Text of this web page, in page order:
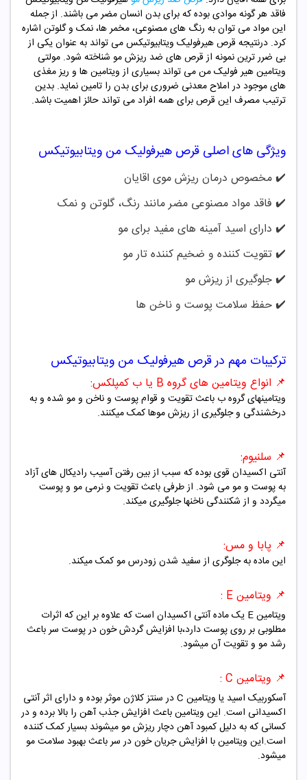
فاقد هر گونه موادی بوده که برای بدن انسان مضر می باشند. از جمله
این مواد می توان به رنگ های مصنوعی، مخمر ها، نمک و گلوتن اشاره
کرد. درنتیجه قرص هیرفولیک ویتابیوتیکس می تواند به عنوان یکی از
بی ضرر ترین نمونه از قرص های ضد ریزش مو شناخته شود. مولتی
ویتامین هیر فولیک من می تواند بسیاری از ویتامین ها و ریز مغذی
های موجود در املاح معدنی ضروری برای بدن را تامین نماید. بدین
ترتیب مصرف این قرص برای همه افراد می تواند حائز اهمیت باشد.
ویژگی های اصلی قرص هیرفولیک من ویتابیوتیکس
✔️ مخصوص درمان ریزش موی اقایان
✔️ فاقد مواد مصنوعی مضر مانند رنگ، گلوتن و نمک
✔️ دارای اسید آمینه های مفید برای مو
✔️تقویت کننده و ضخیم کننده تار مو
✔️جلوگیری از ریزش مو
✔️حفظ سلامت پوست و ناخن ها
ترکیبات مهم در قرص هیرفولیک من ویتابیوتیکس
📌 انواع ویتامین های گروه B یا ب کمپلکس:
ویتامینهای گروه ب باعث تقویت و قوام پوست و ناخن و مو شده و به
درخشندگی و جلوگیری از ریزش موها کمک میکنند.
📌 سلنیوم:
آنتی اکسیدان قوی بوده که سبب از بین رفتن آسیب رادیکال های آزاد
به پوست و مو می شود. از طرفی باعث تقویت و نرمی مو و پوست
میگردد و از شکنندگی ناخنها جلوگیری میکند.
📌 پابا و مس:
این ماده به جلوگری از سفید شدن زودرس مو کمک میکند.
📌 ویتامین E :
ویتامین E یک ماده آنتی اکسیدان است که علاوه بر این که اثرات
مطلوبی بر روی پوست دارد،با افزایش گردش خون در پوست سر باعث
رشد مو و تقویت آن میشود.
📌 ویتامین C :
آسکوربیک اسید یا ویتامین C در سنتز کلاژن موثر بوده و دارای اثر آنتی
اکسیدانی است. این ویتامین باعث افزایش جذب آهن را بالا برده و در
کسانی که به دلیل کمبود آهن دچار ریزش مو میشوند بسیار کمک کننده
است.این ویتامین با افزایش جریان خون در سر باعث بهبود سلامت مو
میشود.